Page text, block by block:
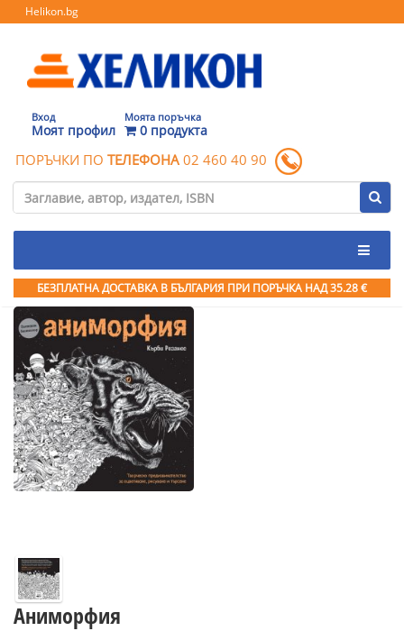
Helikon.bg
Вход
Моят профил
Моята поръчка
0 продукта
ПОРЪЧКИ ПО ТЕЛЕФОНА 02 460 40 90
БЕЗПЛАТНА ДОСТАВКА В БЪЛГАРИЯ ПРИ ПОРЪЧКА НАД 35.28 €
Аниморфия